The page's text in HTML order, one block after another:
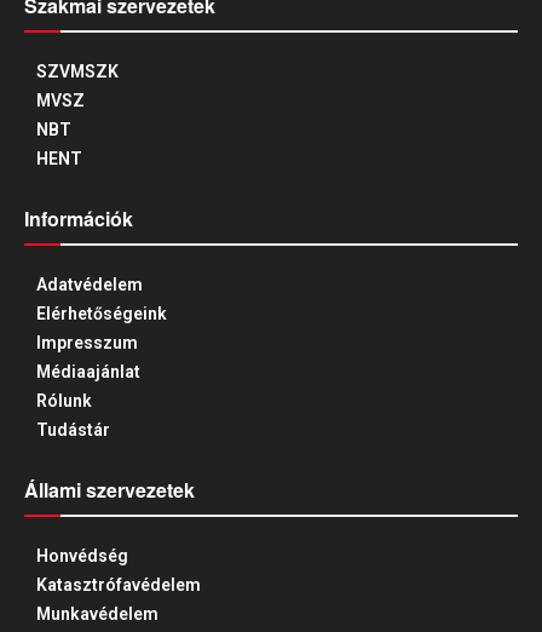
Szakmai szervezetek
SZVMSZK
MVSZ
NBT
HENT
Információk
Adatvédelem
Elérhetőségeink
Impresszum
Médiaajánlat
Rólunk
Tudástár
Állami szervezetek
Honvédség
Katasztrófavédelem
Munkavédelem